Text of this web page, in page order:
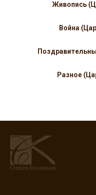
Живопись
Война
Разное